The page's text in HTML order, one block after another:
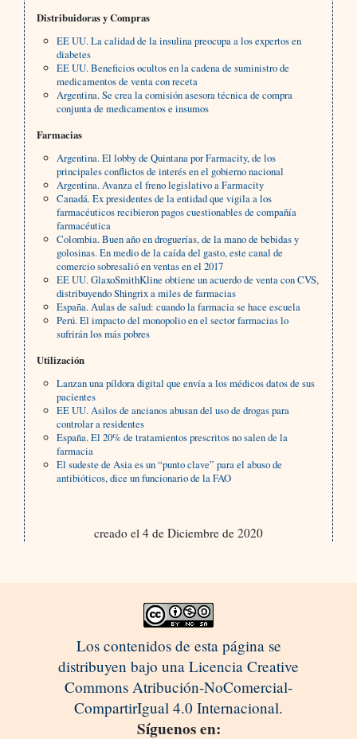
Distribuidoras y Compras
EE UU. La calidad de la insulina preocupa a los expertos en
diabetes
EE UU. Beneficios ocultos en la cadena de suministro de
medicamentos de venta con receta
Argentina. Se crea la comisión asesora técnica de compra
conjunta de medicamentos e insumos
Farmacias
Argentina. El lobby de Quintana por Farmacity, de los
principales conflictos de interés en el gobierno nacional
Argentina. Avanza el freno legislativo a Farmacity
Canadá. Ex presidentes de la entidad que vigila a los
farmacéuticos recibieron pagos cuestionables de compañía
farmacéutica
Colombia. Buen año en droguerías, de la mano de bebidas y
golosinas. En medio de la caída del gasto, este canal de
comercio sobresalió en ventas en el 2017
EE UU. GlaxoSmithKline obtiene un acuerdo de venta con CVS,
distribuyendo Shingrix a miles de farmacias
España. Aulas de salud: cuando la farmacia se hace escuela
Perú. El impacto del monopolio en el sector farmacias lo
sufrirán los más pobres
Utilización
Lanzan una píldora digital que envía a los médicos datos de sus
pacientes
EE UU. Asilos de ancianos abusan del uso de drogas para
controlar a residentes
España. El 20% de tratamientos prescritos no salen de la
farmacia
El sudeste de Asia es un “punto clave” para el abuso de
antibióticos, dice un funcionario de la FAO
creado el 4 de Diciembre de 2020
Los contenidos de esta página se
distribuyen bajo una Licencia Creative
Commons Atribución-NoComercial-
CompartirIgual 4.0 Internacional.
Síguenos en: